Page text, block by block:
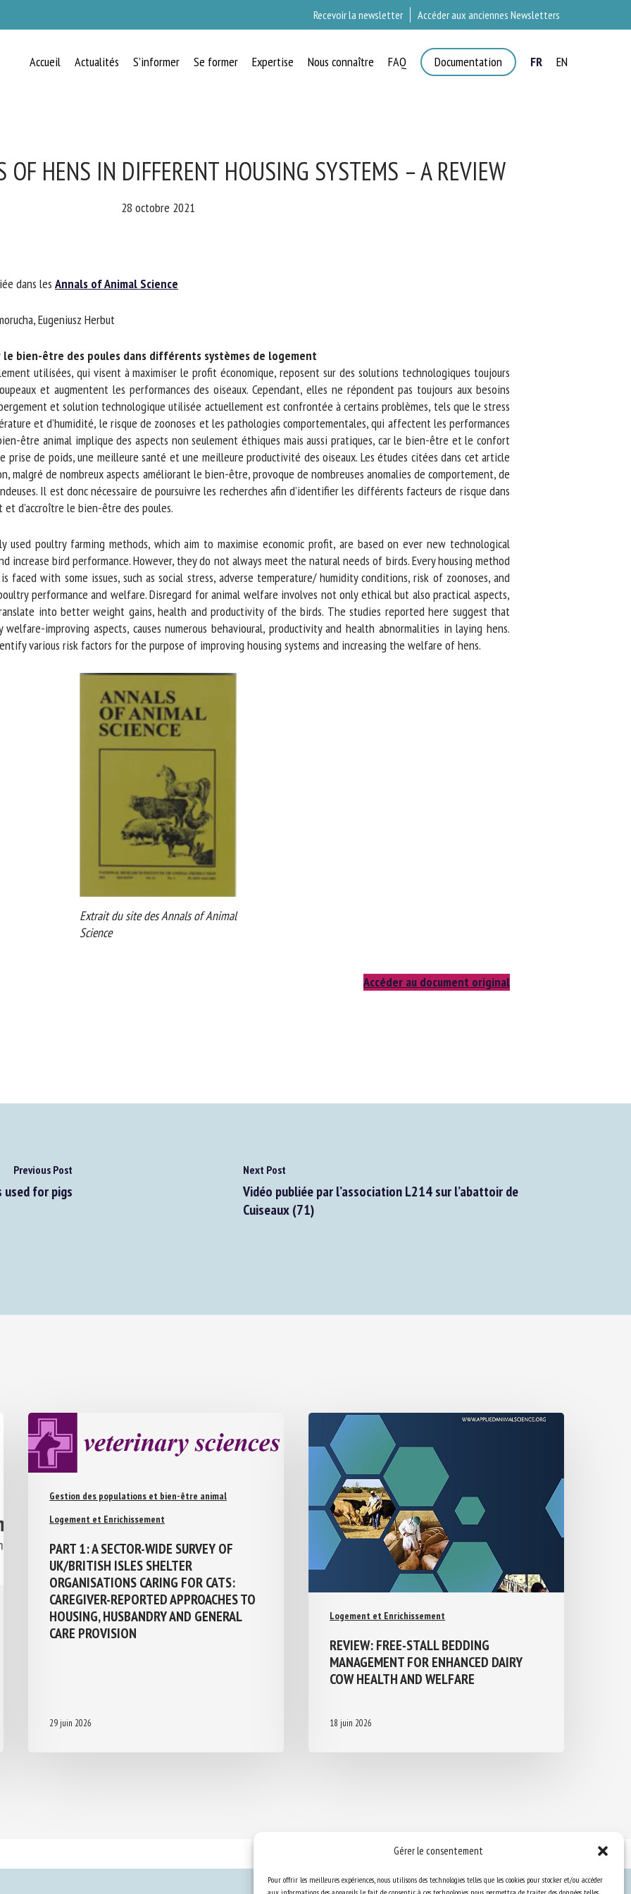
Gérer le consentement
Pour offrir les meilleures expériences, nous utilisons des technologies telles que les cookies pour stocker et/ou accéder
Recevoir la newsletter Accéder aux anciennes Newsletters
Accueil Actualités S’informer Se former Expertise Nous connaître FAQ Documentation FR EN
OF HENS IN DIFFERENT HOUSING SYSTEMS – A REVIEW
28 octobre 2021
dans lesAnnals of Animal Science
Eugeniusz Herbut
bien-être des poules dans différents systèmes de logement
utilisées, qui visent à maximiser le profit économique, reposent sur des solutions technologiques toujours
et augmentent les performances des oiseaux. Cependant, elles ne répondent pas toujours aux besoins
et solution technologique utilisée actuellement est confrontée à certains problèmes, tels que le stress
et d’humidité, le risque de zoonoses et les pathologies comportementales, qui affectent les performances
être animal implique des aspects non seulement éthiques mais aussi pratiques, car le bien-être et le confort
de poids, une meilleure santé et une meilleure productivité des oiseaux. Les études citées dans cet article
malgré de nombreux aspects améliorant le bien-être, provoque de nombreuses anomalies de comportement, de
Il est donc nécessaire de poursuivre les recherches afin d’identifier les différents facteurs de risque dans
d’accroître le bien-être des poules.
used poultry farming methods, which aim to maximise economic profit, are based on ever new technological
increase bird performance. However, they do not always meet the natural needs of birds. Every housing method
with some issues, such as social stress, adverse temperature/ humidity conditions, risk of zoonoses, and
performance and welfare. Disregard for animal welfare involves not only ethical but also practical aspects,
into better weight gains, health and productivity of the birds. The studies reported here suggest that
improving aspects, causes numerous behavioural, productivity and health abnormalities in laying hens.
various risk factors for the purpose of improving housing systems and increasing the welfare of hens.
Extrait du site des Annals of Animal
Science
Accéder au document original
Previous Post
for pigs
Next Post
Vidéo publiée par l’association L214 sur l’abattoir de
Cuiseaux (71)
Gestion des populations et bien-être animal
Logement et Enrichissement
PART 1: A SECTOR-WIDE SURVEY OF
UK/BRITISH ISLES SHELTER
ORGANISATIONS CARING FOR CATS:
CAREGIVER-REPORTED APPROACHES TO
HOUSING, HUSBANDRY AND GENERAL
CARE PROVISION
29 juin 2026
Logement et Enrichissement
REVIEW: FREE-STALL BEDDING
MANAGEMENT FOR ENHANCED DAIRY
COW HEALTH AND WELFARE
18 juin 2026
BIEN-ÊTRE ANIMAL
remplir le formulaire ci-dessous pour vous inscrire à notre newsletter :
E-mail *
En soumettant ce formulaire, j'accepte que les informations saisies soient
dans le cadre de la relation avec le CNR BEA. *
champs suivis de * sont obligatoires